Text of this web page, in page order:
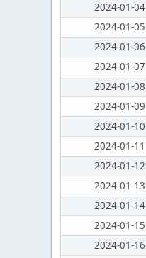
2024-01-04
2024-01-05
2024-01-06
2024-01-07
2024-01-08
2024-01-09
2024-01-10
2024-01-11
2024-01-12
2024-01-13
2024-01-14
2024-01-15
2024-01-16